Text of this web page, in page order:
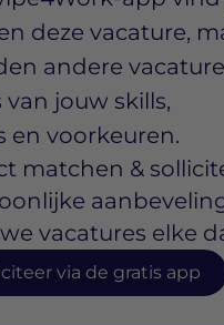
deze vacature,
andere
van jouw skills,
en voorkeuren.
matchen &
vacatures elke
via de gratis app